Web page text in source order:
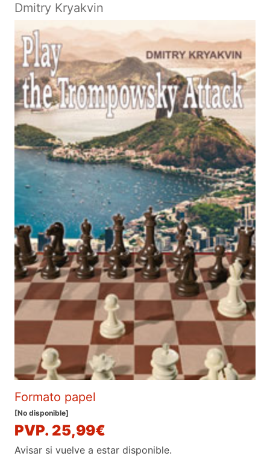
Dmitry Kryakvin
Formato papel
[No disponible]
PVP. 25,99€
Avisar si vuelve a estar disponible.